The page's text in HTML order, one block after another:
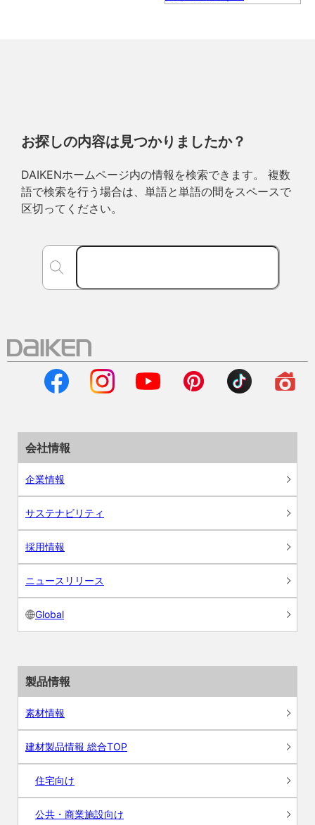
お探しの内容は見つかりましたか？
DAIKENホームページ内の情報を検索できます。 複数
語で検索を行う場合は、単語と単語の間をスペースで
区切ってください。
会社情報
企業情報
サステナビリティ
採用情報
ニュースリリース
Global
製品情報
素材情報
建材製品情報 総合TOP
住宅向け
公共・商業施設向け